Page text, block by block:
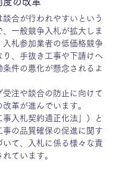
の改革
合が行われやすいという
、一般競争入札が拡大しま
入札参加業者の低価格競争
り、手抜き工事や下請けへ
件の悪化が懸念されるよ
受注や談合の防止に向けて
革が進んでいます。
事入札契約適正化法」）と
事の品質確保の促進に関す
いて、入札に係る様々な責
ています。